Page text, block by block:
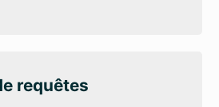
requêtes